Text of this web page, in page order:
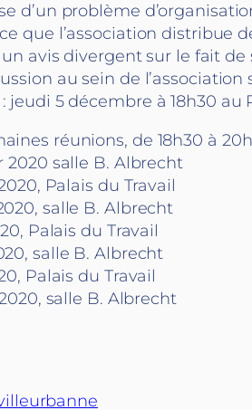
d’un problème
que l’association distribue
un avis divergent sur le fait
au sein de l’association
jeudi 5 décembre à 18h30 au
réunions, de 18h30 à
2020 salle B. Albrecht
Palais du Travail
salle B. Albrecht
Palais du Travail
salle B. Albrecht
Palais du Travail
salle B. Albrecht